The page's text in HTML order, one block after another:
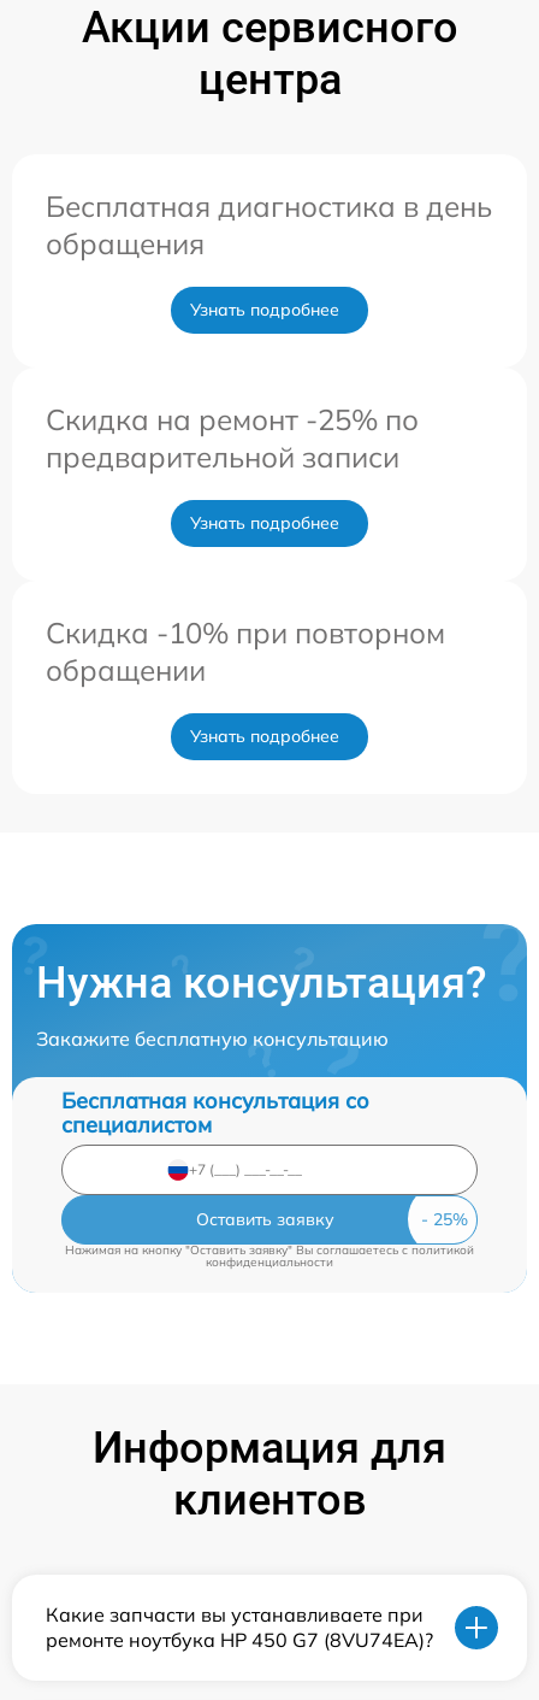
Акции сервисного
центра
Бесплатная диагностика в день
обращения
Узнать подробнее
Скидка на ремонт -25% по
предварительной записи
Узнать подробнее
Скидка -10% при повторном
обращении
Узнать подробнее
Нужна консультация?
Закажите бесплатную консультацию
Бесплатная консультация со
специалистом
Оставить заявку
Нажимая на кнопку "Оставить заявку" Вы соглашаетесь cполитикой
конфиденциальности
Информация для
клиентов
Какие запчасти вы устанавливаете при
ремонте ноутбука HP 450 G7 (8VU74EA)?